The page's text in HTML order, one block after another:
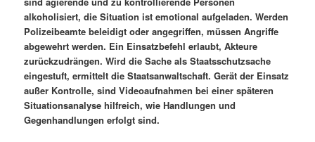
alkoholisiert, die Situation ist emotional aufgeladen. Werden
Polizeibeamte beleidigt oder angegriffen, müssen Angriffe
abgewehrt werden. Ein Einsatzbefehl erlaubt, Akteure
zurückzudrängen. Wird die Sache als Staatsschutzsache
eingestuft, ermittelt die Staatsanwaltschaft. Gerät der Einsatz
außer Kontrolle, sind Videoaufnahmen bei einer späteren
Situationsanalyse hilfreich, wie Handlungen und
Gegenhandlungen erfolgt sind.